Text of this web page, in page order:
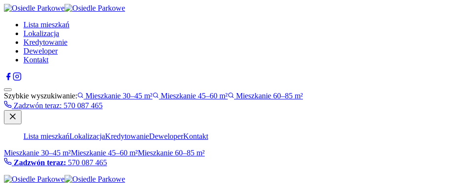
Lista mieszkań
Lokalizacja
Kredytowanie
Deweloper
Kontakt
Szybkie wyszukiwanie: Mieszkanie 30–45 m² Mieszkanie 45–60 m²
Mieszkanie 60–85 m²
Zadzwón teraz: 570 087 465
Lista mieszkańLokalizacjaKredytowanieDeweloperKontakt
Mieszkanie 30–45 m²Mieszkanie 45–60 m²Mieszkanie 60–85 m²
Zadzwón teraz: 570 087 465